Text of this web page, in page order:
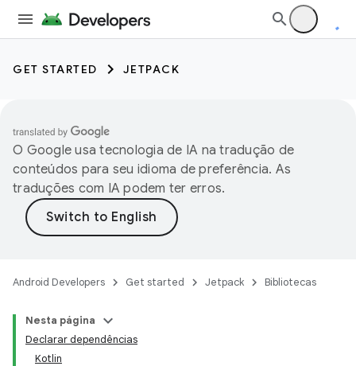
GET STARTED JETPACK
O Google usa tecnologia de IA na tradução de
conteúdos para seu idioma de preferência. As
traduções com IA podem ter erros.
Android Developers Get started Jetpack Bibliotecas
Nesta página
Declarar dependências
Kotlin